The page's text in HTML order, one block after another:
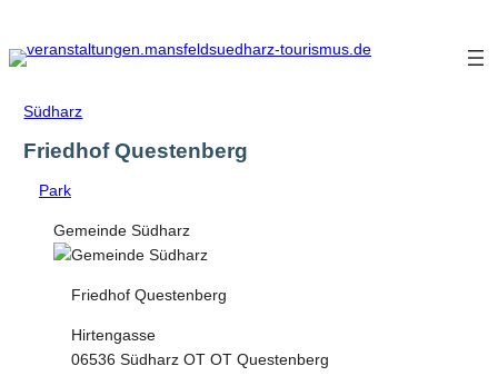
Inhalt
springen
Südharz
Friedhof Questenberg
Park
Gemeinde Südharz
Friedhof Questenberg
Hirtengasse
06536 Südharz OT OT Questenberg